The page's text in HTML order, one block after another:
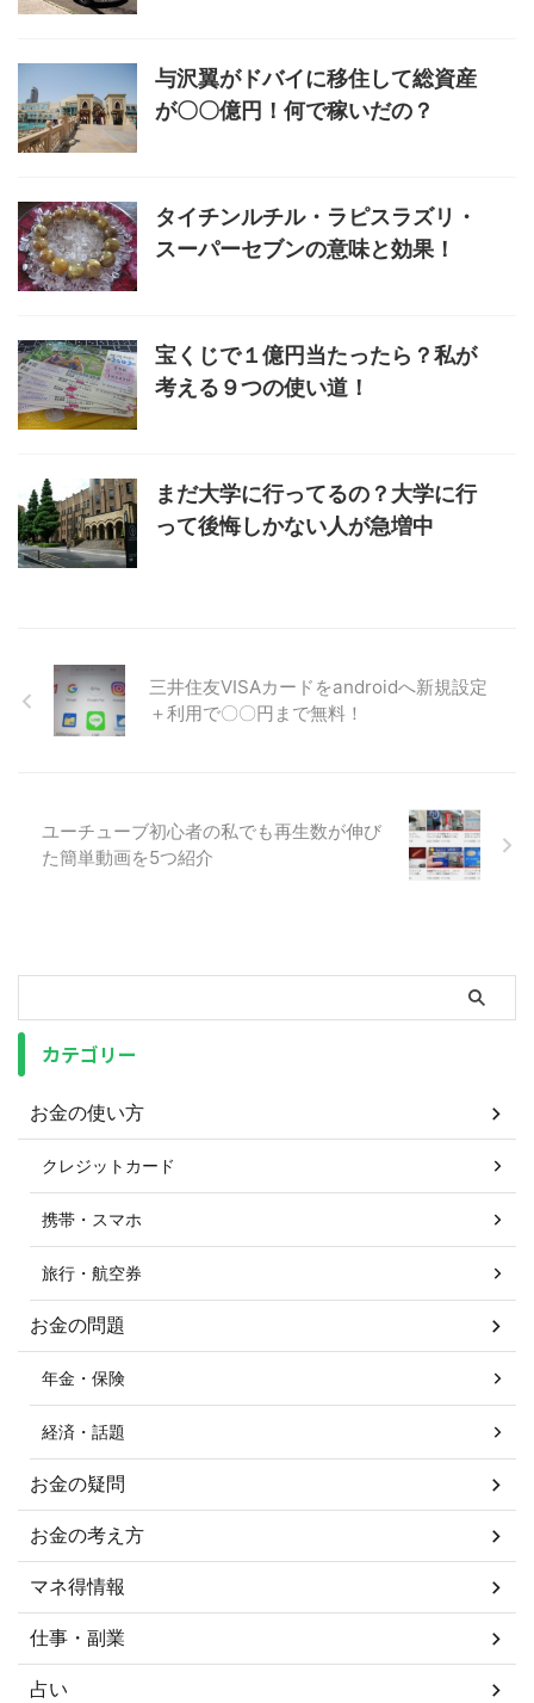
与沢翼がドバイに移住して総資産
が〇〇億円！何で稼いだの？
タイチンルチル・ラピスラズリ・
スーパーセブンの意味と効果！
宝くじで１億円当たったら？私が
考える９つの使い道！
まだ大学に行ってるの？大学に行
って後悔しかない人が急増中
三井住友VISAカードをandroidへ新規設定
＋利用で〇〇円まで無料！
ユーチューブ初心者の私でも再生数が伸び
た簡単動画を5つ紹介
カテゴリー
お金の使い方
クレジットカード
携帯・スマホ
旅行・航空券
お金の問題
年金・保険
経済・話題
お金の疑問
お金の考え方
マネ得情報
仕事・副業
占い